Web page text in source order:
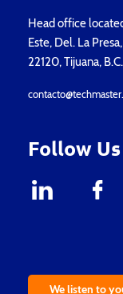
Head office
Este, Del. La
22120, Tijuana, B.C.
Follow
We listen to